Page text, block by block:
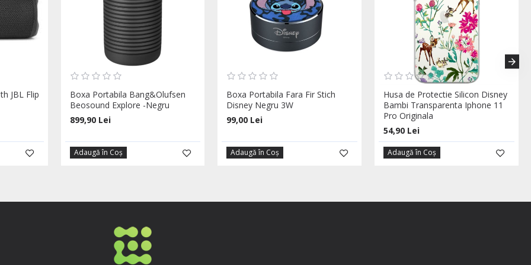
JBL Flip
Boxa Portabila Bang&Olufsen
Beosound Explore -Negru
899,90 Lei
Adaugă în Coş
Boxa Portabila Fara Fir Stich
Disney Negru 3W
99,00 Lei
Adaugă în Coş
Husa de Protectie Silicon Disney
Bambi Transparenta Iphone 11
Pro Originala
54,90 Lei
Adaugă în Coş